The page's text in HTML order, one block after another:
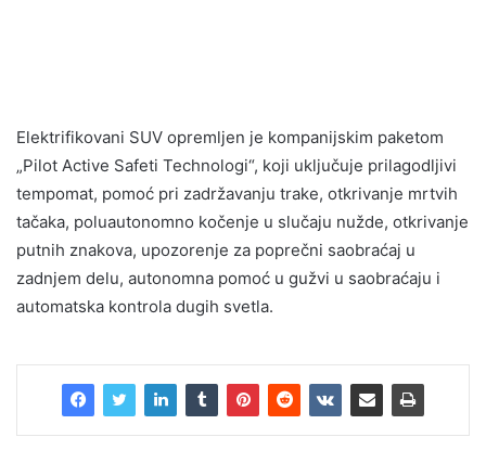
Elektrifikovani SUV opremljen je kompanijskim paketom
„Pilot Active Safeti Technologi“, koji uključuje prilagodljivi
tempomat, pomoć pri zadržavanju trake, otkrivanje mrtvih
tačaka, poluautonomno kočenje u slučaju nužde, otkrivanje
putnih znakova, upozorenje za poprečni saobraćaj u
zadnjem delu, autonomna pomoć u gužvi u saobraćaju i
automatska kontrola dugih svetla.